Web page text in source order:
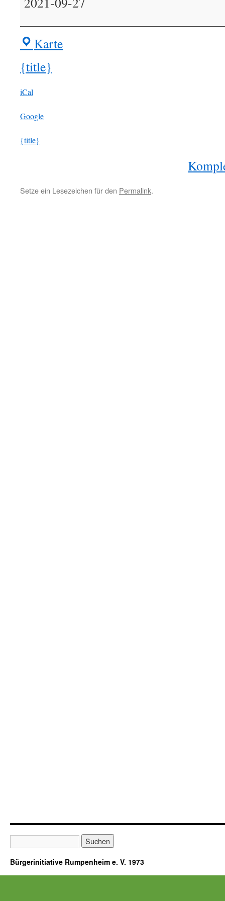
Fahrradwerkstatt
Karte
Treff
{title}
iCal
Google
{title}
Setze ein Lesezeichen für den Permalink.
Bürgerinitiative Rumpenheim e. V. 1973